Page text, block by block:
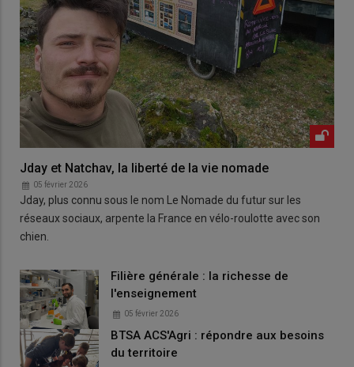
Jday et Natchav, la liberté de la vie nomade
05 février 2026
Jday, plus connu sous le nom Le Nomade du futur sur les
réseaux sociaux, arpente la France en vélo-roulotte avec son
chien.
Filière générale : la richesse de
l'enseignement
05 février 2026
BTSA ACS'Agri : répondre aux besoins
du territoire